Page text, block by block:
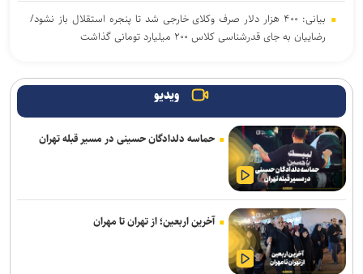
بیانی: ۴۰۰ هزار دلار صرف وکلای خارجی شد تا پنجره استقلال باز نشود/
رضاییان به جای قدرشناسی کلاس ۲۰۰ میلیارد تومانی گذاشت
رسمی؛ عالیشاه به گل‌گهر پیوست
ربیعی سرمربی شاهین بندرعامری شد
اعلام اسامی نامزدهای تایید صلاحیت شده ریاست فدراسیون بدنسازی و
پرورش اندام/ حضور عضو هیات مدیره پرسپولیس
کلباسی به چادرملو پیوست
عالیشاه در یک قدمی گل‌گهر
ویدیو
حماسه دلدادگان حسینی در مسیر قبله تهران
آخرین اربعین؛ از تهران تا مهران